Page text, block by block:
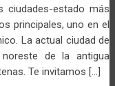
ciudades-estado más
principales, uno en el
La actual ciudad de
de la antigua
Te invitamos […]